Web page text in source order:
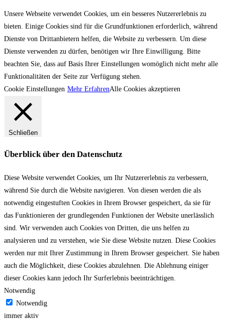
Unsere Webseite verwendet Cookies, um ein besseres Nutzererlebnis zu
bieten. Einige Cookies sind für die Grundfunktionen erforderlich, während
Dienste von Drittanbietern helfen, die Website zu verbessern. Um diese
Dienste verwenden zu dürfen, benötigen wir Ihre Einwilligung. Bitte
beachten Sie, dass auf Basis Ihrer Einstellungen womöglich nicht mehr alle
Funktionalitäten der Seite zur Verfügung stehen.
Cookie Einstellungen Mehr ErfahrenAlle Cookies akzeptieren
Schließen
Überblick über den Datenschutz
Diese Website verwendet Cookies, um Ihr Nutzererlebnis zu verbessern,
während Sie durch die Website navigieren. Von diesen werden die als
notwendig eingestuften Cookies in Ihrem Browser gespeichert, da sie für
das Funktionieren der grundlegenden Funktionen der Website unerlässlich
sind. Wir verwenden auch Cookies von Dritten, die uns helfen zu
analysieren und zu verstehen, wie Sie diese Website nutzen. Diese Cookies
werden nur mit Ihrer Zustimmung in Ihrem Browser gespeichert. Sie haben
auch die Möglichkeit, diese Cookies abzulehnen. Die Ablehnung einiger
dieser Cookies kann jedoch Ihr Surferlebnis beeinträchtigen.
Notwendig
Notwendig
immer aktiv